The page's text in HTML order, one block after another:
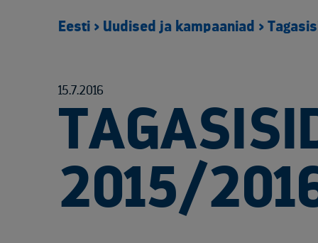
Eesti > Uudised ja kampaaniad >
15.7.2016
2015/